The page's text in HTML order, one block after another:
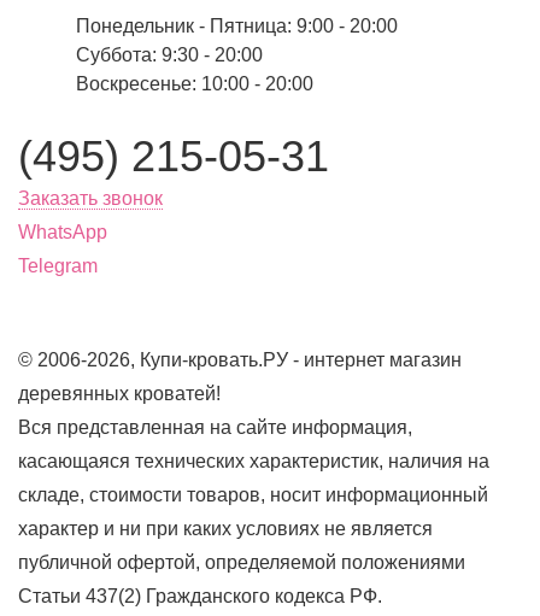
Понедельник - Пятница: 9:00 - 20:00
Суббота: 9:30 - 20:00
Воскресенье: 10:00 - 20:00
(495) 215-05-31
Заказать звонок
WhatsApp
Telegram
© 2006-2026, Купи-кровать.РУ - интернет магазин
деревянных кроватей!
Вся представленная на сайте информация,
касающаяся технических характеристик, наличия на
складе, стоимости товаров, носит информационный
характер и ни при каких условиях не является
публичной офертой, определяемой положениями
Статьи 437(2) Гражданского кодекса РФ.